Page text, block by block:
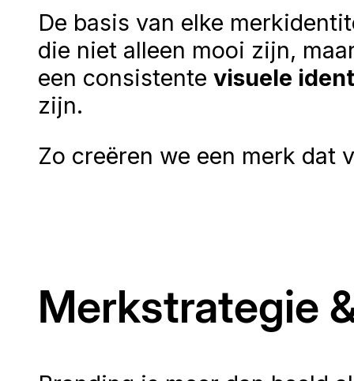
De basis van elke
die niet alleen mooi zijn,
een consistente visuele
zijn.
Zo creëren we een merk dat
Merkstrategie